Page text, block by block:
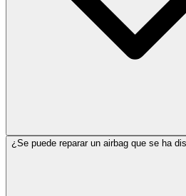
¿Se puede reparar un airbag que se ha